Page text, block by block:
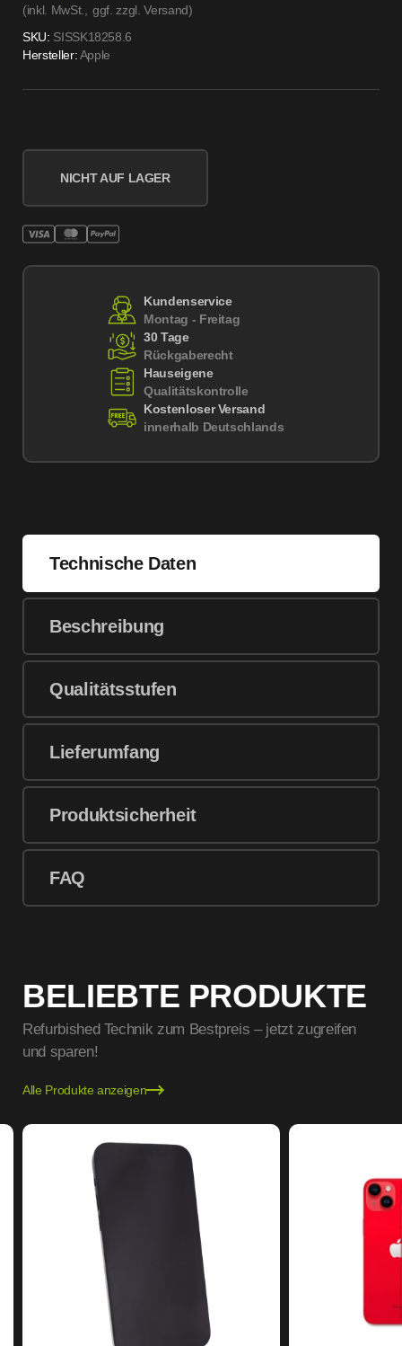
(inkl. MwSt., ggf. zzgl. Versand)
SKU: SISSK18258.6
Hersteller:Apple
NICHT AUF LAGER
Kundenservice
Montag - Freitag
30 Tage
Rückgaberecht
Hauseigene
Qualitätskontrolle
Kostenloser Versand
innerhalb Deutschlands
Technische Daten
Beschreibung
Qualitätsstufen
Lieferumfang
Produktsicherheit
FAQ
BELIEBTE PRODUKTE
Refurbished Technik zum Bestpreis – jetzt zugreifen
und sparen!
Alle Produkte anzeigen